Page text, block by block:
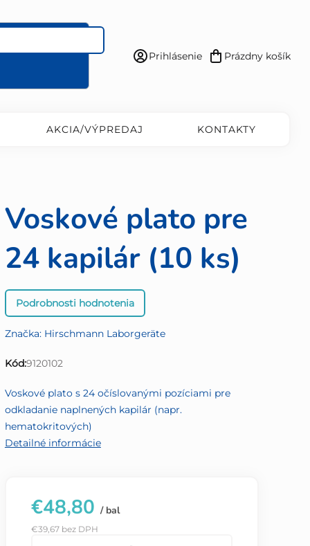
Prihlásenie
Nákupný
Prázdny košík
AKCIA/VÝPREDAJ KONTAKTY
Voskové plato pre
24 kapilár (10 ks)
Priemerné
hodnotenie
je
0,0
5
hviezdičiek.
Podrobnosti hodnotenia
Značka: Hirschmann Laborgeräte
Kód:9120102
Voskové plato s 24 očíslovanými pozíciami pre
odkladanie naplnených kapilár (napr.
hematokritových)
Detailné informácie
€48,80 / bal
€39,67 bez DPH